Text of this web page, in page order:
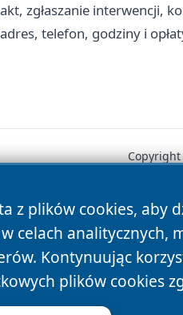
zgłaszanie interwencji,
telefon, godziny i
z plików cookies, aby
celach analitycznych,
Kontynuując
plików cookies
Copyright
News